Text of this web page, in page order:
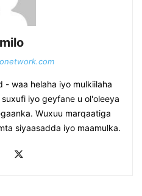
- waa helaha iyo mulkiilaha
iyo geyfane u ol'oleeya
Wuxuu marqaatiga
siyaasadda iyo maamulka.